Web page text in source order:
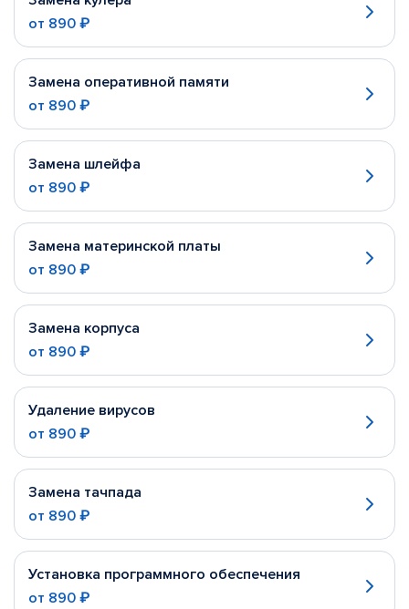
от 890 ₽
Замена оперативной памяти
от 890 ₽
Замена шлейфа
от 890 ₽
Замена материнской платы
от 890 ₽
Замена корпуса
от 890 ₽
Удаление вирусов
от 890 ₽
Замена тачпада
от 890 ₽
Установка программного обеспечения
от 890 ₽